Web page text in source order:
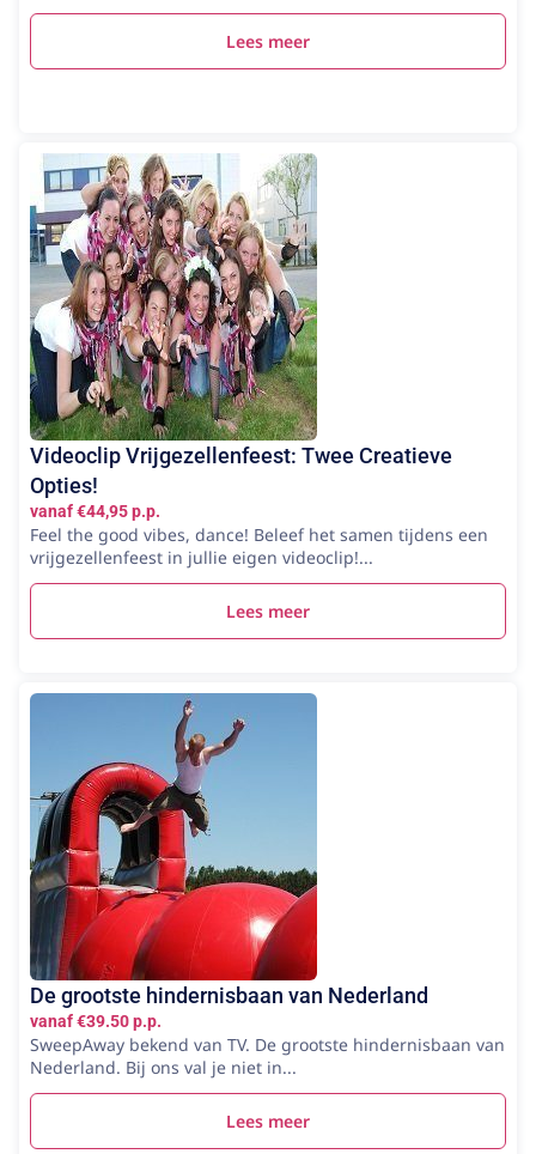
Lees meer
Videoclip Vrijgezellenfeest: Twee Creatieve
Opties!
vanaf €44,95 p.p.
Feel the good vibes, dance! Beleef het samen tijdens een
vrijgezellenfeest in jullie eigen videoclip!...
Lees meer
De grootste hindernisbaan van Nederland
vanaf €39.50 p.p.
SweepAway bekend van TV. De grootste hindernisbaan van
Nederland. Bij ons val je niet in...
Lees meer